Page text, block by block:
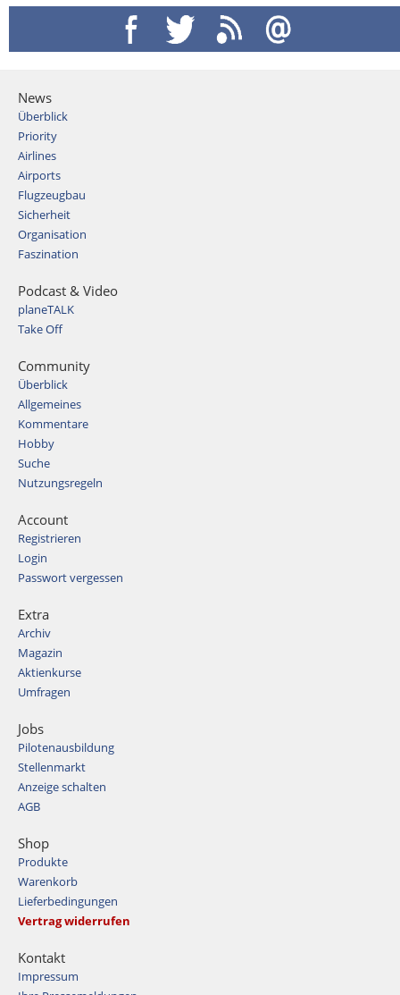
News
Überblick
Priority
Airlines
Airports
Flugzeugbau
Sicherheit
Organisation
Faszination
Podcast & Video
planeTALK
Take Off
Community
Überblick
Allgemeines
Kommentare
Hobby
Suche
Nutzungsregeln
Account
Registrieren
Login
Passwort vergessen
Extra
Archiv
Magazin
Aktienkurse
Umfragen
Jobs
Pilotenausbildung
Stellenmarkt
Anzeige schalten
AGB
Shop
Produkte
Warenkorb
Lieferbedingungen
Vertrag widerrufen
Kontakt
Impressum